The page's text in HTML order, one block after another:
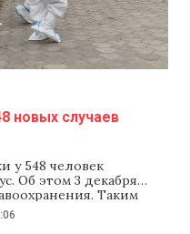
новых случаев
у 548 человек
Об этом 3 декабря
Таким
стране увеличилось до
в минздраве, за сутки в